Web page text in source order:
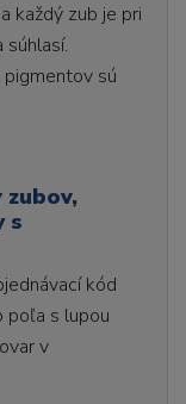
každý zub je pri
sú
s
kód
poľa s lupou
v